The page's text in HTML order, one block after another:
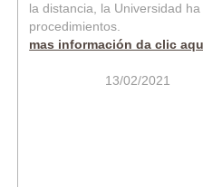
la distancia, la Universidad
procedimientos.
mas información da clic
13/02/2021